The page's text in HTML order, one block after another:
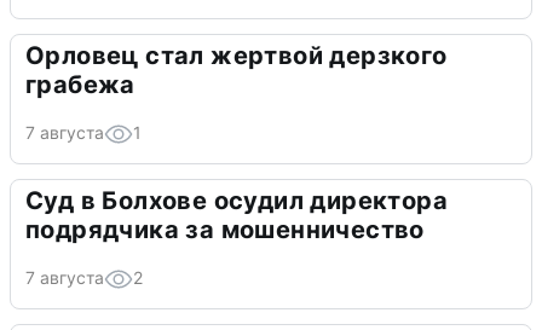
Орловец стал жертвой дерзкого
грабежа
7 августа 1
Суд в Болхове осудил директора
подрядчика за мошенничество
7 августа 2